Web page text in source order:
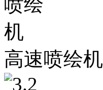
高速喷绘机